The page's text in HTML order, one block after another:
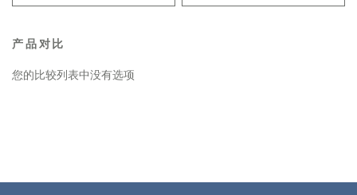
产品对比
您的比较列表中没有选项